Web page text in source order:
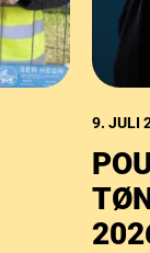
9. JULI